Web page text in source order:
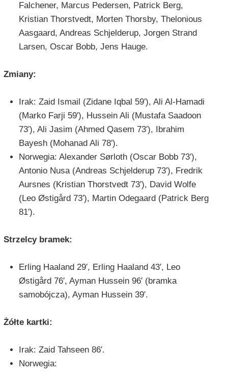
Falchener, Marcus Pedersen, Patrick Berg,
Kristian Thorstvedt, Morten Thorsby, Thelonious
Aasgaard, Andreas Schjelderup, Jorgen Strand
Larsen, Oscar Bobb, Jens Hauge.
Zmiany:
Irak: Zaid Ismail (Zidane Iqbal 59′), Ali Al-Hamadi
(Marko Farji 59′), Hussein Ali (Mustafa Saadoon
73′), Ali Jasim (Ahmed Qasem 73′), Ibrahim
Bayesh (Mohanad Ali 78′).
Norwegia: Alexander Sørloth (Oscar Bobb 73′),
Antonio Nusa (Andreas Schjelderup 73′), Fredrik
Aursnes (Kristian Thorstvedt 73′), David Wolfe
(Leo Østigård 73′), Martin Odegaard (Patrick Berg
81′).
Strzelcy bramek:
Erling Haaland 29′, Erling Haaland 43′, Leo
Østigård 76′, Ayman Hussein 96′ (bramka
samobójcza), Ayman Hussein 39′.
Żółte kartki:
Irak: Zaid Tahseen 86′.
Norwegia: